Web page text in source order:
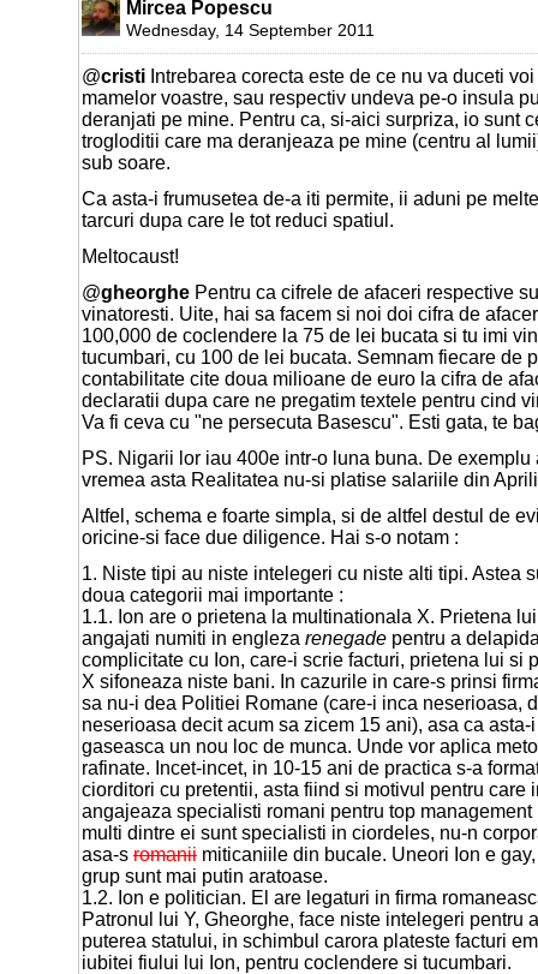
Mircea Popescu
Wednesday, 14 September 2011
@cristi Intrebarea corecta este de ce nu va duceti
mamelor voastre, sau respectiv undeva pe-o insula
deranjati pe mine. Pentru ca, si-aici surpriza, io sunt
trogloditii care ma deranjeaza pe mine (centru al
sub soare.
Ca asta-i frumusetea de-a iti permite, ii aduni pe
tarcuri dupa care le tot reduci spatiul.
Meltocaust!
@gheorghe Pentru ca cifrele de afaceri respective
vinatoresti. Uite, hai sa facem si noi doi cifra de
100,000 de coclendere la 75 de lei bucata si tu imi
tucumbari, cu 100 de lei bucata. Semnam fiecare de
contabilitate cite doua milioane de euro la cifra de
declaratii dupa care ne pregatim textele pentru cind
Va fi ceva cu "ne persecuta Basescu". Esti gata, te
PS. Nigarii lor iau 400e intr-o luna buna. De exemplu
vremea asta Realitatea nu-si platise salariile din
Altfel, schema e foarte simpla, si de altfel destul de
oricine-si face due diligence. Hai s-o notam :
1. Niste tipi au niste intelegeri cu niste alti tipi. Astea
doua categorii mai importante :
1.1. Ion are o prietena la multinationala X. Prietena
angajati numiti in engleza renegade pentru a
complicitate cu Ion, care-i scrie facturi, prietena lui si
X sifoneaza niste bani. In cazurile in care-s prinsi
sa nu-i dea Politiei Romane (care-i inca neserioasa,
neserioasa decit acum sa zicem 15 ani), asa ca asta-
gaseasca un nou loc de munca. Unde vor aplica
rafinate. Incet-incet, in 10-15 ani de practica s-a
ciorditori cu pretentii, asta fiind si motivul pentru care
angajeaza specialisti romani pentru top
multi dintre ei sunt specialisti in ciordeles, nu-n
asa-s romanii miticaniile din bucale. Uneori Ion e
grup sunt mai putin aratoase.
1.2. Ion e politician. El are legaturi in firma
Patronul lui Y, Gheorghe, face niste intelegeri pentru
puterea statului, in schimbul carora plateste facturi
iubitei fiului lui Ion, pentru coclendere si tucumbari.